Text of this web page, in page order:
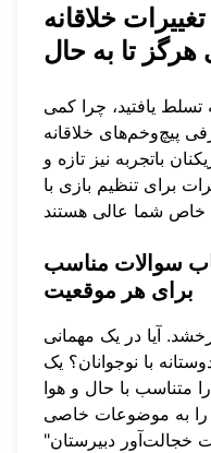
خلاقانه
هرگز تا به حال
یافتید، چرا کمی
پیچ‌وخم‌های خلاقانه
باتجربه نیز تازه و
برای تنظیم بازی با
سوالات مناسب
برای هر موقعیت
آیا در یک مهمانی
با نوجوانان؟ یک
متناسب با حال و هوا
را به موضوعات خاصی
خجالت‌آور دبیرستان"